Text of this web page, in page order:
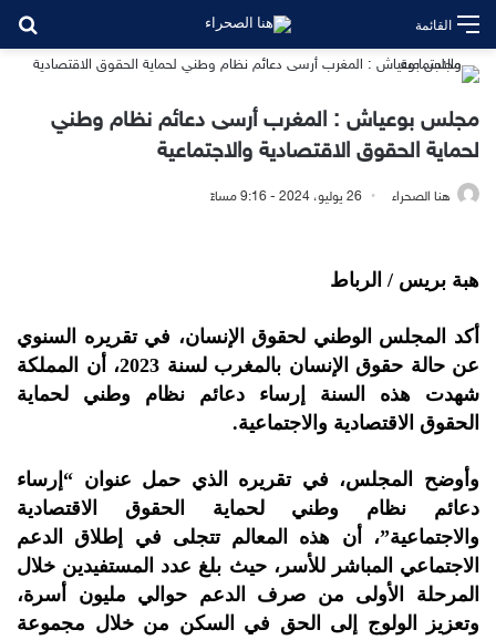
القائمة
مجلس بوعياش : المغرب أرسى دعائم نظام وطني
لحماية الحقوق الاقتصادية والاجتماعية
هنا الصحراء 26 يوليو، 2024 - 9:16 مساءً
هبة بريس / الرباط
أكد المجلس الوطني لحقوق الإنسان، في تقريره السنوي
عن حالة حقوق الإنسان بالمغرب لسنة 2023، أن المملكة
شهدت هذه السنة إرساء دعائم نظام وطني لحماية
الحقوق الاقتصادية والاجتماعية.
وأوضح المجلس، في تقريره الذي حمل عنوان “إرساء
دعائم نظام وطني لحماية الحقوق الاقتصادية
والاجتماعية”، أن هذه المعالم تتجلى في إطلاق الدعم
الاجتماعي المباشر للأسر، حيث بلغ عدد المستفيدين خلال
المرحلة الأولى من صرف الدعم حوالي مليون أسرة،
وتعزيز الولوج إلى الحق في السكن من خلال مجموعة